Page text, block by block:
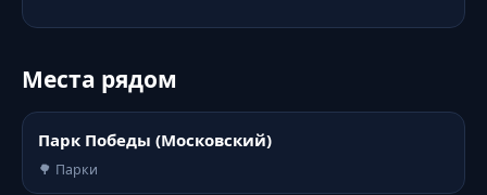
Места рядом
Парк Победы (Московский)
🌳 Парки